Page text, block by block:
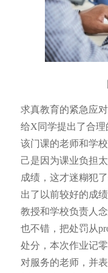
求真教育的紧急应
给X同学提出了合
该门课的老师和学
己是因为课业负担
成绩，这才迷糊犯
出了以前较好的成
教授和学校负责人
也不错，把处罚从
处分，本次作业记
对服务的老师，并